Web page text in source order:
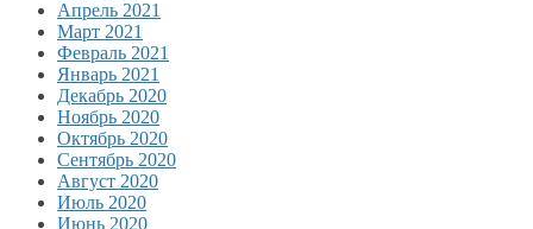
Апрель 2021
Март 2021
Февраль 2021
Январь 2021
Декабрь 2020
Ноябрь 2020
Октябрь 2020
Сентябрь 2020
Август 2020
Июль 2020
Июнь 2020